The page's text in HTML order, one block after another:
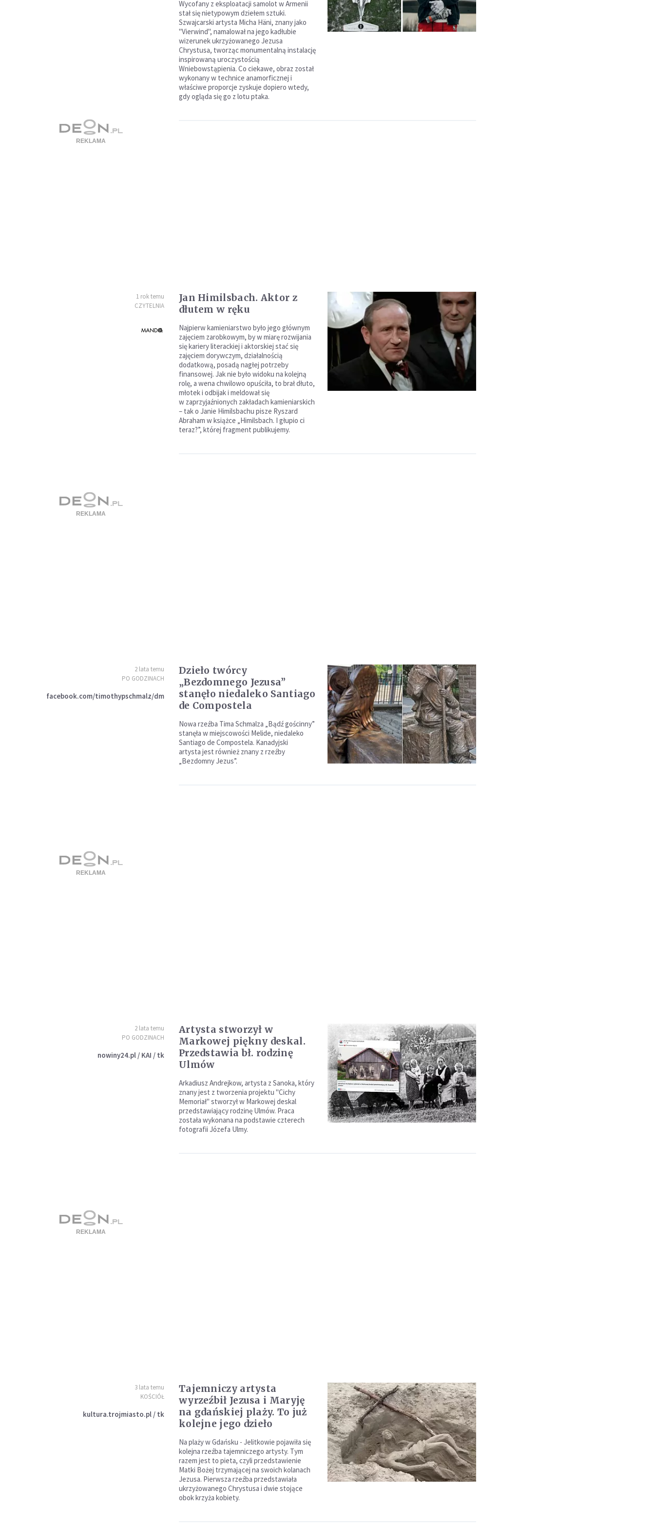
Wycofany z eksploatacji samolot w Armenii
stał się nietypowym dziełem sztuki.
Szwajcarski artysta Micha Häni, znany jako
"Vierwind", namalował na jego kadłubie
wizerunek ukrzyżowanego Jezusa
Chrystusa, tworząc monumentalną instalację
inspirowaną uroczystością
Wniebowstąpienia. Co ciekawe, obraz został
wykonany w technice anamorficznej i
właściwe proporcje zyskuje dopiero wtedy,
gdy ogląda się go z lotu ptaka.
1 rok temu
CZYTELNIA
Jan Himilsbach. Aktor z
dłutem w ręku
Najpierw kamieniarstwo było jego głównym
zajęciem zarobkowym, by w miarę rozwijania
się kariery literackiej i aktorskiej stać się
zajęciem dorywczym, działalnością
dodatkową, posadą nagłej potrzeby
finansowej. Jak nie było widoku na kolejną
rolę, a wena chwilowo opuściła, to brał dłuto,
młotek i odbijak i meldował się
w zaprzyjaźnionych zakładach kamieniarskich
– tak o Janie Himilsbachu pisze Ryszard
Abraham w książce „Himilsbach. I głupio ci
teraz?”, której fragment publikujemy.
2 lata temu
PO GODZINACH
facebook.com/timothypschmalz/dm
Dzieło twórcy
„Bezdomnego Jezusa”
stanęło niedaleko Santiago
de Compostela
Nowa rzeźba Tima Schmalza „Bądź gościnny”
stanęła w miejscowości Melide, niedaleko
Santiago de Compostela. Kanadyjski
artysta jest również znany z rzeźby
„Bezdomny Jezus”.
2 lata temu
PO GODZINACH
nowiny24.pl / KAI / tk
Artysta stworzył w
Markowej piękny deskal.
Przedstawia bł. rodzinę
Ulmów
Arkadiusz Andrejkow, artysta z Sanoka, który
znany jest z tworzenia projektu "Cichy
Memoriał" stworzył w Markowej deskal
przedstawiający rodzinę Ulmów. Praca
została wykonana na podstawie czterech
fotografii Józefa Ulmy.
3 lata temu
KOŚCIÓŁ
kultura.trojmiasto.pl / tk
Tajemniczy artysta
wyrzeźbił Jezusa i Maryję
na gdańskiej plaży. To już
kolejne jego dzieło
Na plaży w Gdańsku - Jelitkowie pojawiła się
kolejna rzeźba tajemniczego artysty. Tym
razem jest to pieta, czyli przedstawienie
Matki Bożej trzymającej na swoich kolanach
Jezusa. Pierwsza rzeźba przedstawiała
ukrzyżowanego Chrystusa i dwie stojące
obok krzyża kobiety.